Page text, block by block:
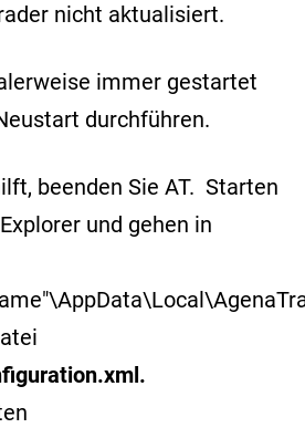
nicht aktualisiert.
immer gestartet
durchführen.
beenden Sie AT. Starten
und gehen in